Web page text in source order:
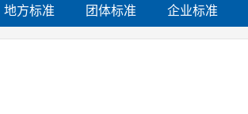
地方标准 团体标准 企业标准